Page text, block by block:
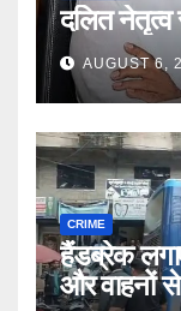
दलित नेतृत्व
AUGUST 6,
CRIME
हैंडब्रेक
और वाहनों